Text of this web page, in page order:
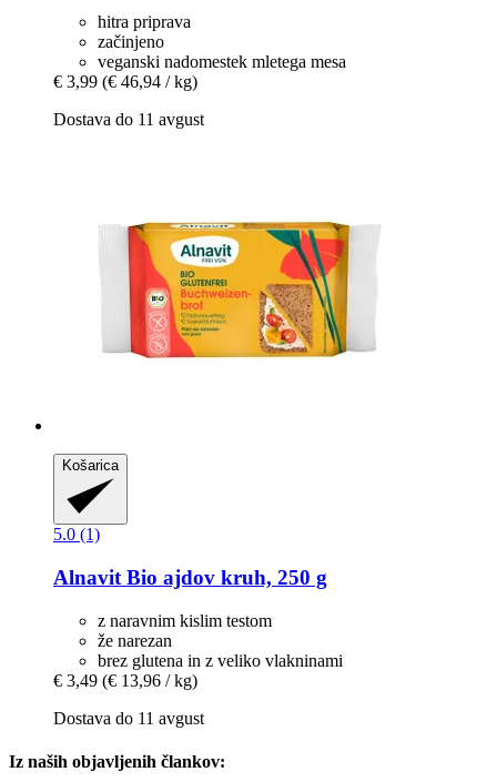
hitra priprava
začinjeno
veganski nadomestek mletega mesa
€ 3,99 (€ 46,94 / kg)
Dostava do 11 avgust
Košarica
5.0 (1)
Alnavit Bio ajdov kruh, 250 g
z naravnim kislim testom
že narezan
brez glutena in z veliko vlakninami
€ 3,49 (€ 13,96 / kg)
Dostava do 11 avgust
Iz naših objavljenih člankov: